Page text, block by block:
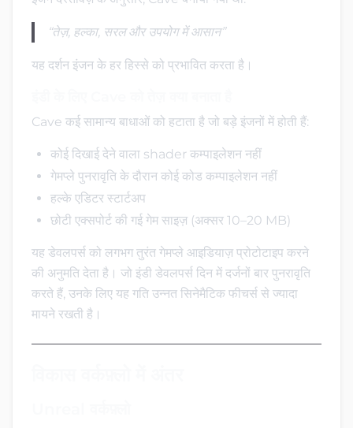
“तेज़, हल्का, सरल और उपयोग में आसान”
यह दर्शन इंजन के हर हिस्से को प्रभावित करता है।
Cave कई सामान्य बाधाओं को हटाता है जो बड़े इंजनों में होती हैं:
कोई दिखाई देने वाला shader कम्पाइलेशन नहीं
गेमप्ले पुनरावृति के दौरान कोई कोड कम्पाइलेशन नहीं
हल्के एडिटर स्टार्टअप
छोटी एक्सपोर्ट की गई गेम साइज़ (अक्सर 10–20 MB)
यह डेवलपर्स को लगभग तुरंत गेमप्ले आइडियाज़ प्रोटोटाइप करने
की अनुमति देता है। जो इंडी डेवलपर्स दिन में दर्जनों बार पुनरावृति
करते हैं, उनके लिए यह गति उन्नत सिनेमैटिक फीचर्स से ज्यादा
मायने रखती है।